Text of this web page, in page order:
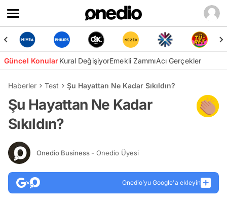
Güncel KonularKural DeğişiyorEmekli ZammıAcı Gerçekler
Haberler Test Şu Hayattan Ne Kadar Sıkıldın?
Şu Hayattan Ne Kadar
Sıkıldın?
Onedio Business - Onedio Üyesi
Onedio’yu Google'a ekleyin